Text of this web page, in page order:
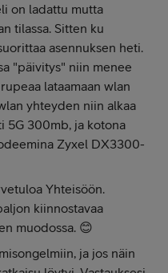
on ladattu mutta
tilassa. Sitten ku
asennuksen heti.
"päivitys" niin menee
lataamaan wlan
yhteyden niin alkaa
5G 300mb, ja kotona
Zyxel DX3300-
Yhteisöön.
kiinnostavaa
muodossa. 😊
ja jos näin